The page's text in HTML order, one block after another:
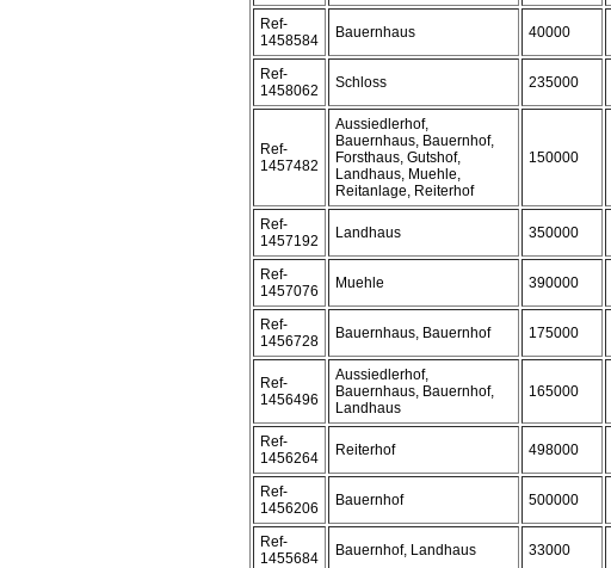
Ref-
1458584
Bauernhaus 40000
Ref-
1458062
Schloss 235000
Ref-
1457482
Aussiedlerhof,
Bauernhaus, Bauernhof,
Forsthaus, Gutshof,
Landhaus, Muehle,
Reitanlage, Reiterhof
150000
Ref-
1457192
Landhaus 350000
Ref-
1457076
Muehle 390000
Ref-
1456728
Bauernhaus, Bauernhof 175000
Ref-
1456496
Aussiedlerhof,
Bauernhaus, Bauernhof,
Landhaus
165000
Ref-
1456264
Reiterhof 498000
Ref-
1456206
Bauernhof 500000
Ref-
1455684
Bauernhof, Landhaus 33000